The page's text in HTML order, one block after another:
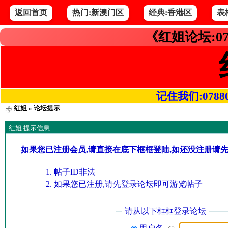
返回首页 热门:新澳门区 经典:香港区 表
《红姐论坛
记住我们
红姐» 论坛提示
红姐 提示信息
如果您已注册会员,请直接在底下框框登陆,如还没注册请
帖子ID非法
如果您已注册,请先登录论坛即可游览帖子
请从以下框框登录论坛